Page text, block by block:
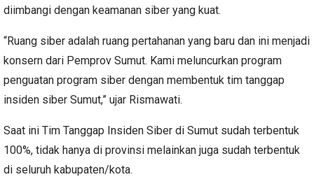
diimbangi dengan keamanan siber yang kuat.
“Ruang siber adalah ruang pertahanan yang baru dan ini menjadi
konsern dari Pemprov Sumut. Kami meluncurkan program
penguatan program siber dengan membentuk tim tanggap
insiden siber Sumut,” ujar Rismawati.
Saat ini Tim Tanggap Insiden Siber di Sumut sudah terbentuk
100%, tidak hanya di provinsi melainkan juga sudah terbentuk
di seluruh kabupaten/kota.